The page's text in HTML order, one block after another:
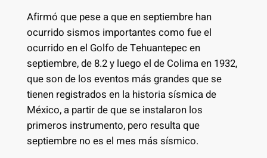
Afirmó que pese a que en septiembre han
ocurrido sismos importantes como fue el
ocurrido en el Golfo de Tehuantepec en
septiembre, de 8.2 y luego el de Colima en 1932,
que son de los eventos más grandes que se
tienen registrados en la historia sísmica de
México, a partir de que se instalaron los
primeros instrumento, pero resulta que
septiembre no es el mes más sísmico.